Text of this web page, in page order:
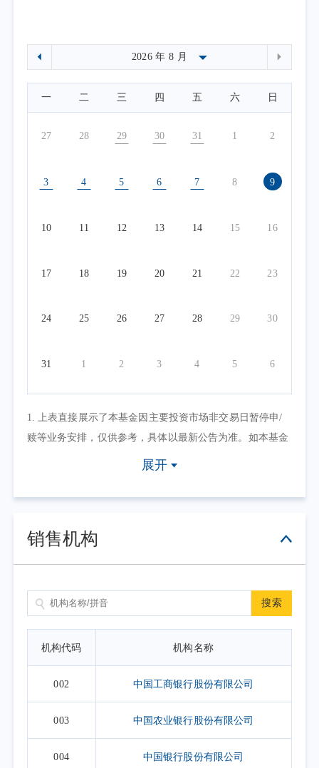
一 二 三 四 五 六 日
27 28 29 30 31 1 2
3 4 5 6 7 8 9
10 11 12 13 14 15 16
17 18 19 20 21 22 23
24 25 26 27 28 29 30
31 1 2 3 4 5 6
1. 上表直接展示了本基金因主要投资市场非交易日暂停申/
赎等业务安排，仅供参考，具体以最新公告为准。如本基金
因其他原因暂停申/赎等业务或有其他交易状态限制的，可点
2. 上表默认展示一个自然月的开放日安排，如需要查询本基
间区间。
展开
销售机构
搜索
机构代码 机构名称
002 中国工商银行股份有限公司
003 中国农业银行股份有限公司
004 中国银行股份有限公司